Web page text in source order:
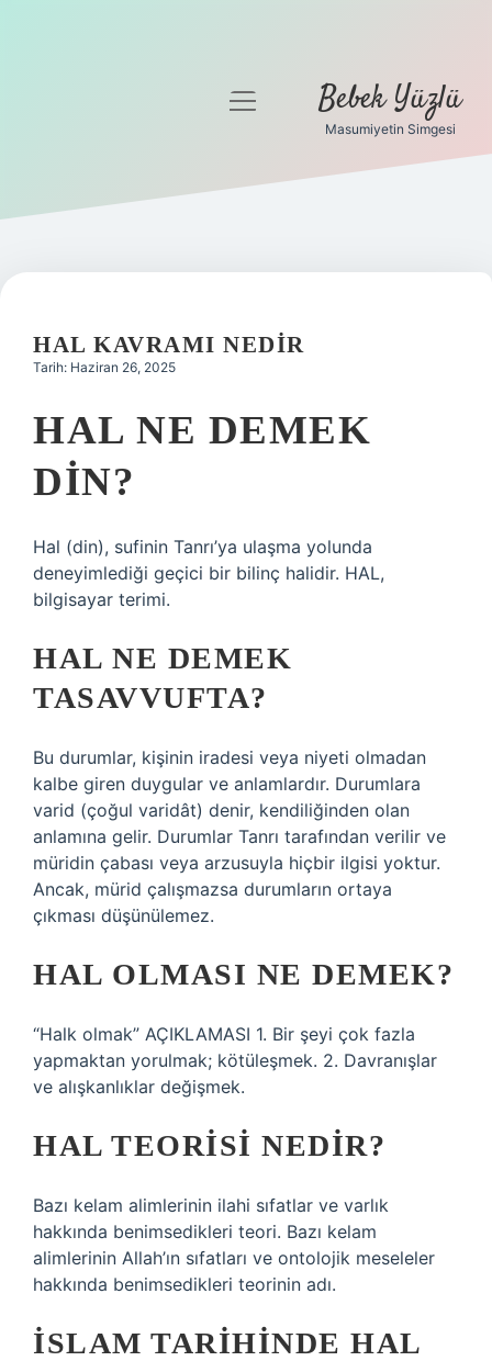
Gizlilik Politikası
Yasal Uyarı
menüyü
Bebek Yüzlü
Masumiyetin Simgesi
HAL KAVRAMI NEDIR
Tarih: Haziran 26, 2025
HAL NE DEMEK
DIN?
Hal (din), sufinin Tanrı’ya ulaşma yolunda
deneyimlediği geçici bir bilinç halidir. HAL,
bilgisayar terimi.
HAL NE DEMEK
TASAVVUFTA?
Bu durumlar, kişinin iradesi veya niyeti olmadan
kalbe giren duygular ve anlamlardır. Durumlara
varid (çoğul varidât) denir, kendiliğinden olan
anlamına gelir. Durumlar Tanrı tarafından verilir ve
müridin çabası veya arzusuyla hiçbir ilgisi yoktur.
Ancak, mürid çalışmazsa durumların ortaya
çıkması düşünülemez.
HAL OLMASI NE DEMEK?
“Halk olmak” AÇIKLAMASI 1. Bir şeyi çok fazla
yapmaktan yorulmak; kötüleşmek. 2. Davranışlar
ve alışkanlıklar değişmek.
HAL TEORISI NEDIR?
Bazı kelam alimlerinin ilahi sıfatlar ve varlık
hakkında benimsedikleri teori. Bazı kelam
alimlerinin Allah’ın sıfatları ve ontolojik meseleler
hakkında benimsedikleri teorinin adı.
İSLAM TARIHINDE HAL